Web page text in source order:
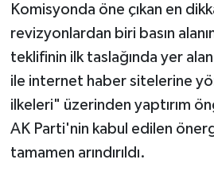
Komisyonda öne çıkan en
revizyonlardan biri basın
teklifinin ilk taslağında yer
ile internet haber sitelerine
ilkeleri" üzerinden yaptırım
AK Parti'nin kabul edilen
tamamen arındırıldı.